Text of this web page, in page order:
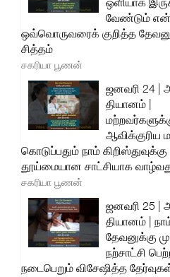
வேண்டும்
ஒவ்வொருவரைக் குறித்த
சித்தம்
சகரியா பூணன்
ஜனவரி 24 |
தியானம் |
ஆவிக்குரிய
கொடுப்பதும் நாம் கிறிஸ்துவுக்கு
தூய்மையான சாட்சியாக
சகரியா பூணன்
ஜனவரி 25 |
தியானம் |
தேவனுக்கு
நற்சாட்சி
நடைபெறும் விசேஷித்த